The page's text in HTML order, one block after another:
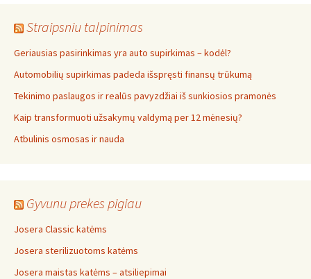
Straipsniu talpinimas
Geriausias pasirinkimas yra auto supirkimas – kodėl?
Automobilių supirkimas padeda išspręsti finansų trūkumą
Tekinimo paslaugos ir realūs pavyzdžiai iš sunkiosios pramonės
Kaip transformuoti užsakymų valdymą per 12 mėnesių?
Atbulinis osmosas ir nauda
Gyvunu prekes pigiau
Josera Classic katėms
Josera sterilizuotoms katėms
Josera maistas katėms – atsiliepimai